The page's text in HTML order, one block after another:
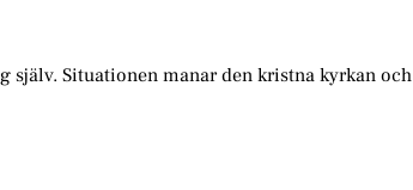
själv. Situationen manar den kristna kyrkan och